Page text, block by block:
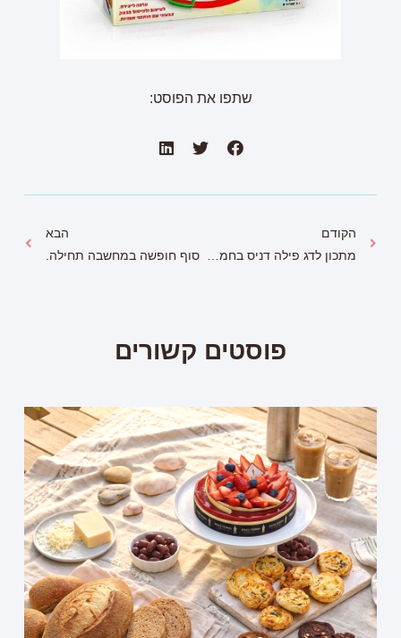
שתפו את הפוסט:
הקודם
מתכון לדג פילה דניס בחמאת אשכוליות ומרוה על מצע פירה בטטה // לקראת תשעת הימים
הבא
סוף חופשה במחשבה תחילה.
פוסטים קשורים